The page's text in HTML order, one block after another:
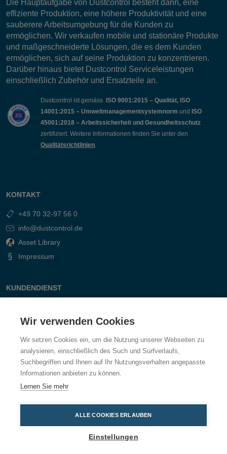
Die Hauptaufgabe von Dustcontrol besteht darin, eine
effiziente Produktion, eine höhere Produktivität und eine
sauberere Arbeitsumgebung für die Kunden zu
ermöglichen. Wir verkaufen mobile und stationäre Produkte
und maßgeschneiderte Lösungen, die es dem Kunden
ermöglichen, sich auf seine Produktion zu konzentrieren.
Darüber hinaus bietet Dustcontrol Serviceleistungen
einschließlich Zubehör und Ersatzteile an.
Dustcontrol ist gemäss
ISO 9001:2015 – Qualität, ISO
14001:2015 – Umweltmanagementsystemnorm und ISO
45001:2018 – Arbeitssicherheit und Gesundheitsschutz
zertifiziert. Weitere Informationen finden Sie unter den
Qualitätsrichtlinien.
KONTAKT
+49 70 32-97 56 0
info@dustcontrol.de
Asset Library
Impressum
KUNDENDIENST
Fragen & Antworten
Wir verwenden Cookies
Wir setzen Cookies ein, um die Nutzung unserer Webseiten zu
analysieren, einschließlich des Such und Surfverlaufs,
Suchbegriffen und Ihnen auf Ihr Nutzungsverhalten angepasste
Informationen anbieten zu können.
Lernen Sie mehr
ALLE COOKIES ERLAUBEN
Einstellungen